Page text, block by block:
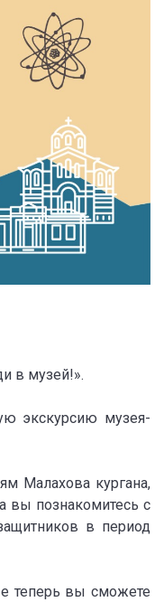
в музей!».
экскурсию музея-
Малахова кургана,
вы познакомитесь с
в период
теперь вы сможете